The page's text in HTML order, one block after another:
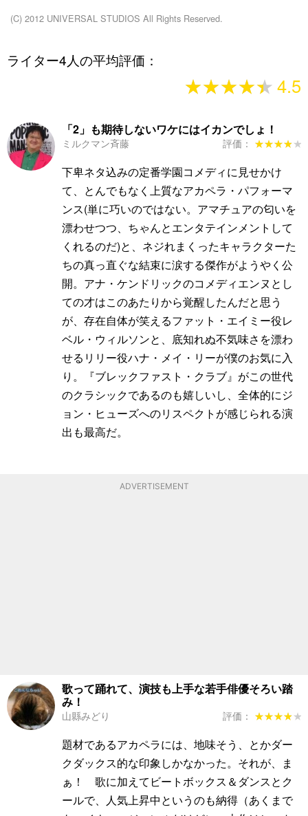
(C) 2012 UNIVERSAL STUDIOS All Rights Reserved.
ライター4人の平均評価：
★★★★★
★★★★★4.5
「2」も期待しないワケにはイカンでしょ！
ミルクマン斉藤 評価： ★★★★★
★★★★★
下卑ネタ込みの定番学園コメディに見せかけ
て、とんでもなく上質なアカペラ・パフォーマ
ンス(単に巧いのではない。アマチュアの匂いを
漂わせつつ、ちゃんとエンタテインメントして
くれるのだ)と、ネジれまくったキャラクターた
ちの真っ直ぐな結束に涙する傑作がようやく公
開。アナ・ケンドリックのコメディエンヌとし
ての才はこのあたりから覚醒したんだと思う
が、存在自体が笑えるファット・エイミー役レ
ベル・ウィルソンと、底知れぬ不気味さを漂わ
せるリリー役ハナ・メイ・リーが僕のお気に入
り。『ブレックファスト・クラブ』がこの世代
のクラシックであるのも嬉しいし、全体的にジ
ョン・ヒューズへのリスペクトが感じられる演
出も最高だ。
ADVERTISEMENT
歌って踊れて、演技も上手な若手俳優そろい踏
み！
山縣みどり 評価： ★★★★★
★★★★★
題材であるアカペラには、地味そう、とかダー
クダックス的な印象しかなかった。それが、ま
ぁ！ 歌に加えてビートボックス＆ダンスとク
ールで、人気上昇中というのも納得（あくまで